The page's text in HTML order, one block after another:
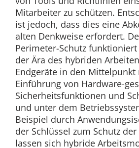
Mitarbeiter zu schützen.
ist jedoch, dass dies eine
alten Denkweise erfordert.
Perimeter-Schutz
der Ära des hybriden
Endgeräte in den Mittelpunkt
Einführung von Hardware-
Sicherheitsfunktionen und
und unter dem
Beispiel durch
der Schlüssel zum Schutz
lassen sich hybride